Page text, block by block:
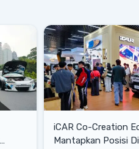
iCAR Co-Creation
Mantapkan Posisi